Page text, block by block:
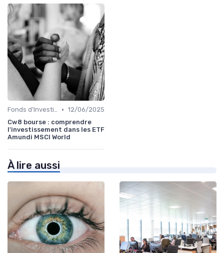
Fonds d'Investissement et ETF • 12/06/2025
Cw8 bourse : comprendre
l'investissement dans les ETF
Amundi MSCI World
À lire aussi